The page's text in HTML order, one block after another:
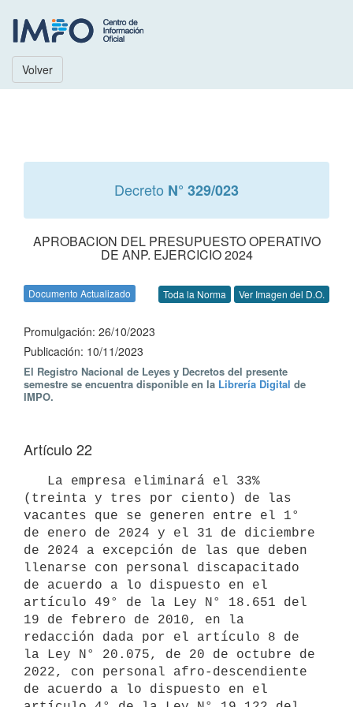
Volver
Decreto N° 329/023
APROBACION DEL PRESUPUESTO OPERATIVO
DE ANP. EJERCICIO 2024
Documento Actualizado Toda la Norma Ver Imagen del D.O.
Promulgación: 26/10/2023
Publicación: 10/11/2023
El Registro Nacional de Leyes y Decretos del presente
semestre se encuentra disponible en la Librería Digital de
IMPO.
Artículo 22
(treinta y tres por ciento) de las
vacantes que se generen entre el 1°
de enero de 2024 y el 31 de diciembre
de 2024 a excepción de las que deben
llenarse con personal discapacitado
de acuerdo a lo dispuesto en el
artículo 49° de la Ley N° 18.651 del
19 de febrero de 2010, en la
redacción dada por el artículo 8 de
la Ley N° 20.075, de 20 de octubre de
2022, con personal afro-descendiente
de acuerdo a lo dispuesto en el